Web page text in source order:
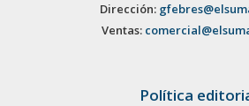
Dirección:
Ventas:
Política